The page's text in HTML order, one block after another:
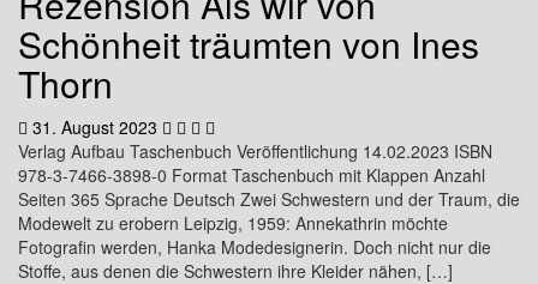
Schönheit träumten von Ines
Thorn
31. August 2023
Verlag Aufbau Taschenbuch Veröffentlichung 14.02.2023 ISBN
978-3-7466-3898-0 Format Taschenbuch mit Klappen Anzahl
Seiten 365 Sprache Deutsch Zwei Schwestern und der Traum, die
Modewelt zu erobern Leipzig, 1959: Annekathrin möchte
Fotografin werden, Hanka Modedesignerin. Doch nicht nur die
Stoffe, aus denen die Schwestern ihre Kleider nähen, […]